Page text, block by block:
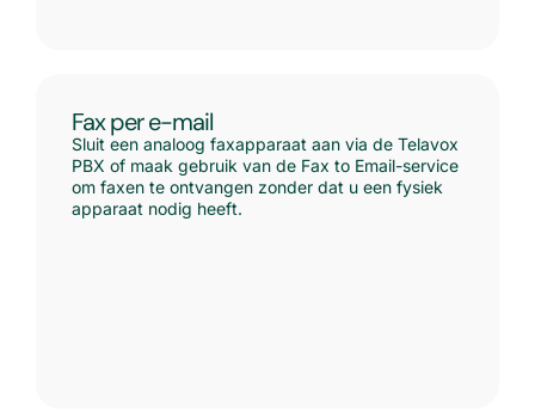
Fax per e-mail
Sluit een analoog faxapparaat aan via de Telavox
PBX of maak gebruik van de Fax to Email-service
om faxen te ontvangen zonder dat u een fysiek
apparaat nodig heeft.